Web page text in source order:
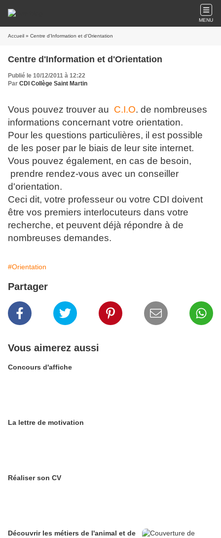
MENU
Accueil » Centre d'Information et d'Orientation
Centre d'Information et d'Orientation
Publié le 10/12/2011 à 12:22
Par CDI Collège Saint Martin
Vous pouvez trouver au C.I.O. de nombreuses
informations concernant votre orientation.
Pour les questions particulières, il est possible
de les poser par le biais de leur site internet.
Vous pouvez également, en cas de besoin,
prendre rendez-vous avec un conseiller
d'orientation.
Ceci dit, votre professeur ou votre CDI doivent
être vos premiers interlocuteurs dans votre
recherche, et peuvent déjà répondre à de
nombreuses demandes.
#Orientation
Partager
Vous aimerez aussi
Concours d'affiche
La lettre de motivation
Réaliser son CV
Découvrir les métiers de l'animal et de